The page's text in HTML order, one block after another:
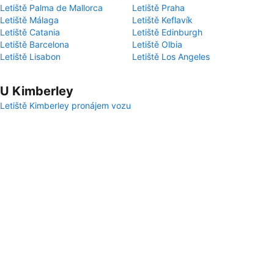
Letiště Palma de Mallorca
Letiště Praha
Letiště Málaga
Letiště Keflavík
Letiště Catania
Letiště Edinburgh
Letiště Barcelona
Letiště Olbia
Letiště Lisabon
Letiště Los Angeles
U Kimberley
Letiště Kimberley pronájem vozu